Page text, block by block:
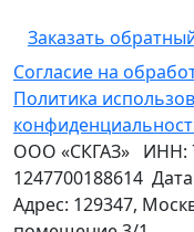
Заказать
Согласие на
Политика
ООО «СКГАЗ» ИНН:
1247700188614
Адрес: 129347,